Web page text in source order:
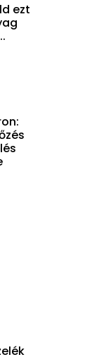
ezt